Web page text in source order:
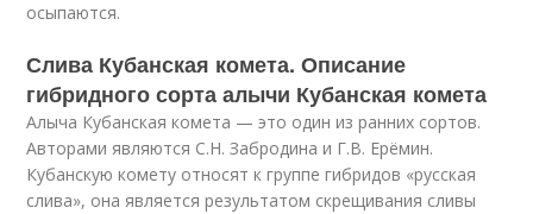
осыпаются.
Слива Кубанская комета. Описание
гибридного сорта алычи Кубанская комета
Алыча Кубанская комета — это один из ранних сортов.
Авторами являются С.Н. Забродина и Г.В. Ерёмин.
Кубанскую комету относят к группе гибридов «русская
слива», она является результатом скрещивания сливы